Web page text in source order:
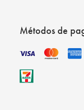
Métodos de